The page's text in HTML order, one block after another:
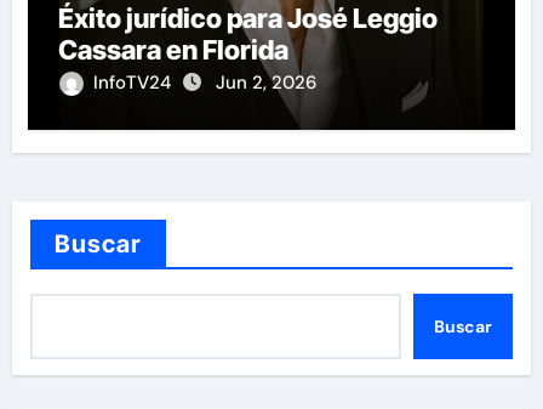
Éxito jurídico para José Leggio
Cassara en Florida
InfoTV24 Jun 2, 2026
Buscar
Buscar